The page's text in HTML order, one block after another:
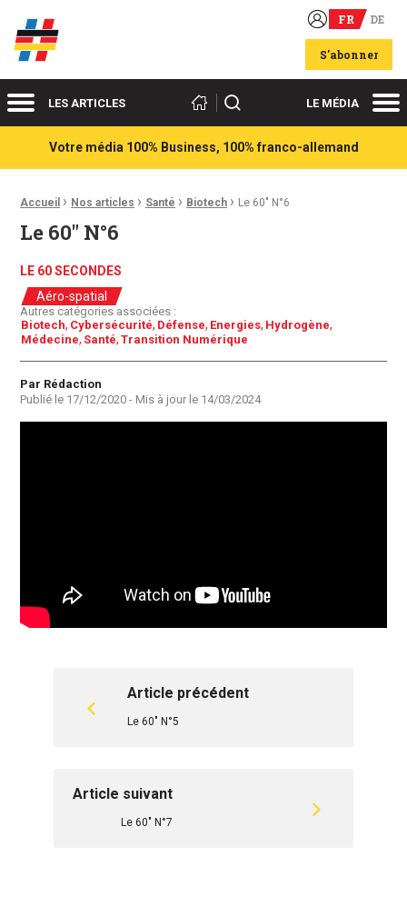
Acteurs du franco-allemand FR DE
S'abonner
MenuLES ARTICLES Rechercher LE MÉDIA
Votre média 100% Business, 100% franco-allemand
Fil d'Ariane :
Accueil › Nos articles › Santé › Biotech › Le 60″ N°6
Le 60″ N°6
LE 60 SECONDES
Aéro-spatial
Autres catégories associées :
Biotech Cybersécurité Défense Energies Hydrogène
Médecine Santé Transition Numérique
Auteur
Par Rédaction
Publié le 17/12/2020 - Mis à jour le 14/03/2024
Article précédent
Le 60" N°5
Article suivant
Le 60" N°7